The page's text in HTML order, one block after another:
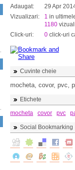
Adaugat:
29 Apr
Vizualizari:
1 in
1180
Click-uri:
0 click-uri
Cuvinte cheie
mocheta, covor, pvc,
Etichete
mocheta
covor pvc
Social Bookmarking